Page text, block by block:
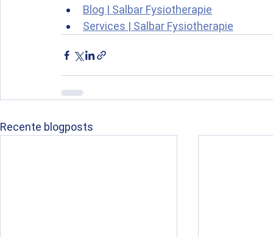
Blog | Salbar Fysiotherapie
Services | Salbar Fysiotherapie
Recente blogposts